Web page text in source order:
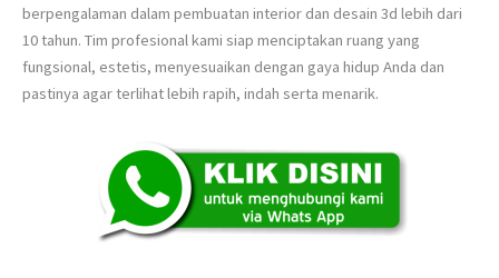
berpengalaman dalam pembuatan interior dan desain 3d lebih dari
10 tahun. Tim profesional kami siap menciptakan ruang yang
fungsional, estetis, menyesuaikan dengan gaya hidup Anda dan
pastinya agar terlihat lebih rapih, indah serta menarik.